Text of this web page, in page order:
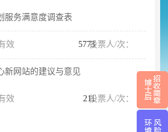
服务满意度调查表
效 投票人/次：
5773
新网站的建议与意见
效 投票人/次：
211